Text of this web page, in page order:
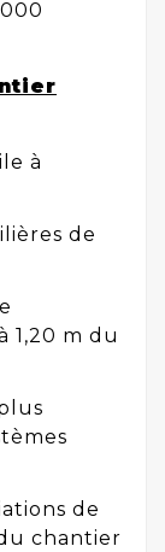
à
de
1,20 m du
de
chantier